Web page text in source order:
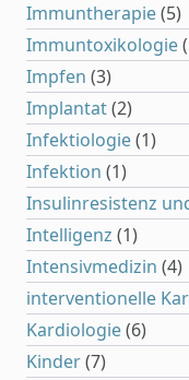
Immuntherapie(5)
Immuntoxikologie
Impfen (3)
Implantat(2)
Infektiologie(1)
Infektion (1)
Insulinresistenz
Intelligenz (1)
Intensivmedizin (4)
interventionelle
Kardiologie(6)
Kinder(7)